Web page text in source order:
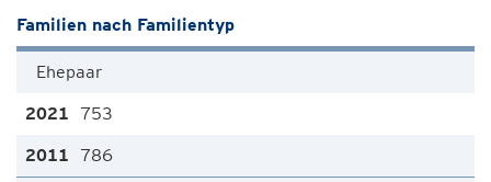
Familien nach Familientyp
Ehepaar
753
786